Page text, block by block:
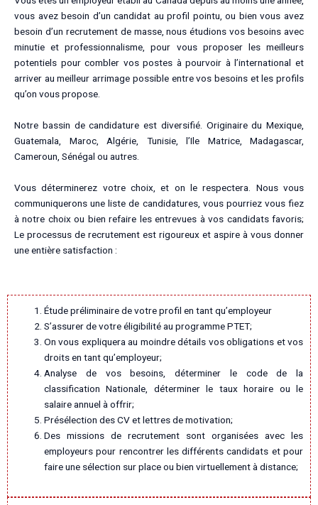
vous avez besoin d’un candidat au profil pointu, ou bien vous avez
besoin d’un recrutement de masse, nous étudions vos besoins avec
minutie et professionnalisme, pour vous proposer les meilleurs
potentiels pour combler vos postes à pourvoir à l’international et
arriver au meilleur arrimage possible entre vos besoins et les profils
qu’on vous propose.
Notre bassin de candidature est diversifié. Originaire du Mexique,
Guatemala, Maroc, Algérie, Tunisie, l’Ile Matrice, Madagascar,
Cameroun, Sénégal ou autres.
Vous déterminerez votre choix, et on le respectera. Nous vous
communiquerons une liste de candidatures, vous pourriez vous fiez
à notre choix ou bien refaire les entrevues à vos candidats favoris;
Le processus de recrutement est rigoureux et aspire à vous donner
une entière satisfaction :
Étude préliminaire de votre profil en tant qu’employeur
S’assurer de votre éligibilité au programme PTET;
On vous expliquera au moindre détails vos obligations et vos
droits en tant qu’employeur;
Analyse de vos besoins, déterminer le code de la
classification Nationale, déterminer le taux horaire ou le
salaire annuel à offrir;
Présélection des CV et lettres de motivation;
Des missions de recrutement sont organisées avec les
employeurs pour rencontrer les différents candidats et pour
faire une sélection sur place ou bien virtuellement à distance;